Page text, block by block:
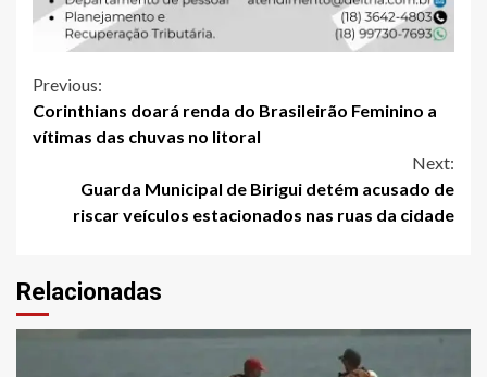
Continue
Reading
Previous:
Corinthians doará renda do Brasileirão Feminino a
vítimas das chuvas no litoral
Next:
Guarda Municipal de Birigui detém acusado de
riscar veículos estacionados nas ruas da cidade
Relacionadas